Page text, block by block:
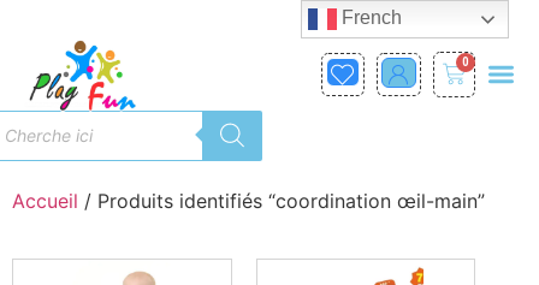
0
Accueil / Produits identifiés “coordination œil-main”
French